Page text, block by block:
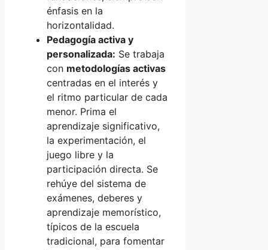
énfasis en la
horizontalidad.
Pedagogía activa y
personalizada: Se trabaja
con metodologías activas
centradas en el interés y
el ritmo particular de cada
menor. Prima el
aprendizaje significativo,
la experimentación, el
juego libre y la
participación directa. Se
rehúye del sistema de
exámenes, deberes y
aprendizaje memorístico,
típicos de la escuela
tradicional, para fomentar